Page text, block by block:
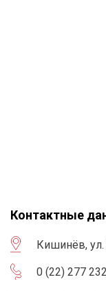
Контактные
Кишинёв,
0 (22) 277 232